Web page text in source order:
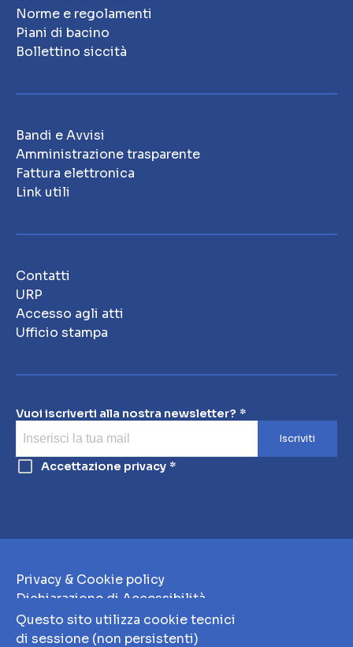
Norme e regolamenti
Piani di bacino
Bollettino siccità
Bandi e Avvisi
Amministrazione trasparente
Fattura elettronica
Link utili
Contatti
URP
Accesso agli atti
Ufficio stampa
Vuoi iscriverti alla nostra newsletter?
Iscriviti
Accettazione privacy
Privacy & Cookie policy
Dichiarazione di Accessibilità
Note Legali
Whistleblowing
Questo sito utilizza cookie tecnici
di sessione (non persistenti)